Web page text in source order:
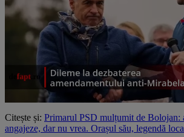
Citește și: Primarul PSD mulțumit de Bolojan:
angajeze, dar nu vrea. Orașul său, legendă